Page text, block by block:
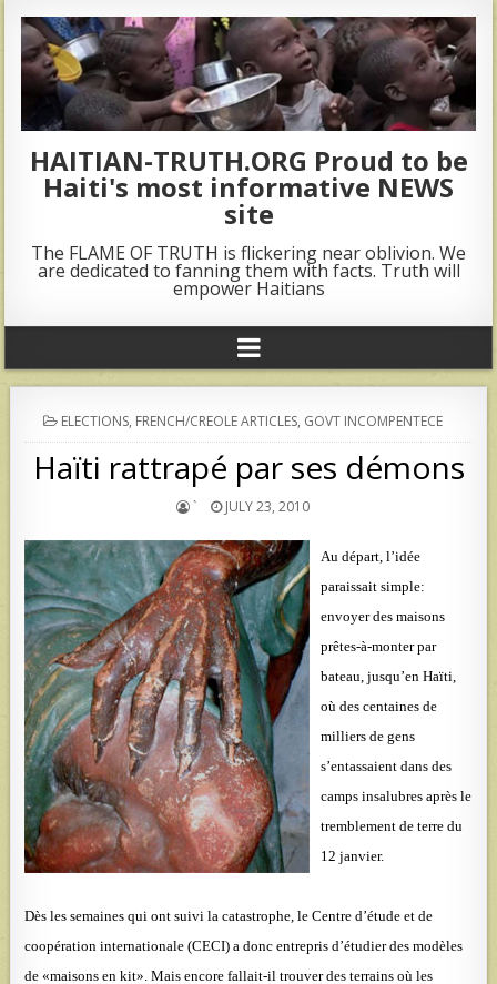
HAITIAN-TRUTH.ORG Proud to be
Haiti's most informative NEWS
site
The FLAME OF TRUTH is flickering near oblivion. We
are dedicated to fanning them with facts. Truth will
empower Haitians
POSTED
IN
ELECTIONS, FRENCH/CREOLE ARTICLES, GOVT INCOMPENTECE
Haïti rattrapé par ses démons
` JULY 23, 2010
Au départ, l’idée
paraissait simple:
envoyer des maisons
prêtes-à-monter par
bateau, jusqu’en Haïti,
où des centaines de
milliers de gens
s’entassaient dans des
camps insalubres après le
tremblement de terre du
12 janvier.
Dès les semaines qui ont suivi la catastrophe, le Centre d’étude et de
coopération internationale (CECI) a donc entrepris d’étudier des modèles
de «maisons en kit». Mais encore fallait-il trouver des terrains où les